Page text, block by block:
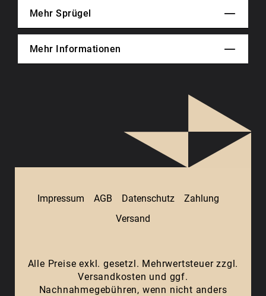
Mehr Sprügel
Mehr Informationen
Impressum AGB Datenschutz
Zahlung
Versand
Alle Preise exkl. gesetzl. Mehrwertsteuer zzgl.
Versandkosten und ggf.
Nachnahmegebühren, wenn nicht anders